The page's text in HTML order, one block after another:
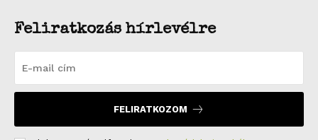
Feliratkozás hírlevélre
FELIRATKOZOM